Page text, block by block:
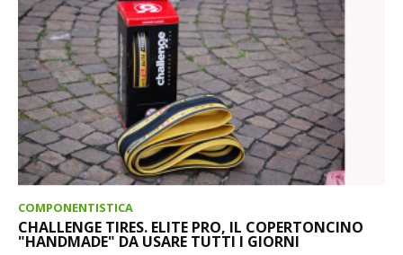
COMPONENTISTICA
CHALLENGE TIRES. ELITE PRO, IL COPERTONCINO
"HANDMADE" DA USARE TUTTI I GIORNI